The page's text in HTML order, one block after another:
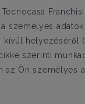
személyes
helyezéséről
szerinti
az Ön személyes